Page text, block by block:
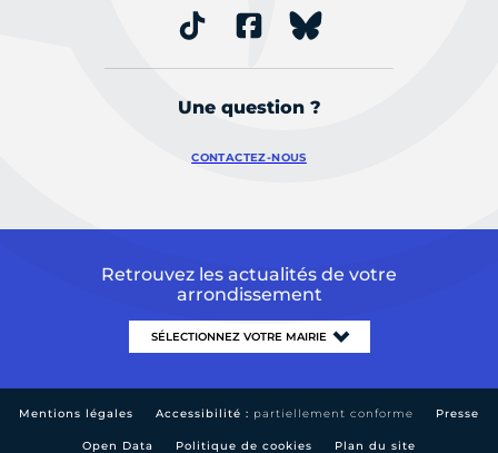
Une question ?
CONTACTEZ-NOUS
Retrouvez les actualités de votre
arrondissement
Mentions légales Accessibilité : partiellement conforme Presse
Open Data Politique de cookies Plan du site